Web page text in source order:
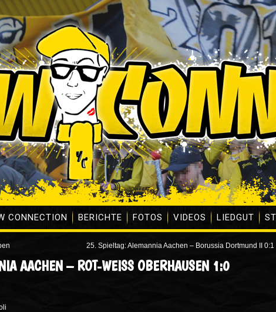
CONNECTION BERICHTE FOTOS VIDEOS LIEDGUT
25. Spieltag: Alemannia Aachen – Borussia Dortmund II 0:1
AACHEN – ROT-WEISS OBERHAUSEN 1:0